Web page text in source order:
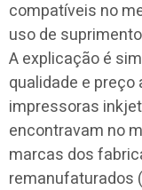
compatíveis no
uso de
A explicação é
qualidade e
impressoras
encontravam no
marcas dos
remanufaturados